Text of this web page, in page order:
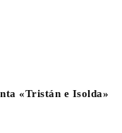
«Tristán e Isolda»